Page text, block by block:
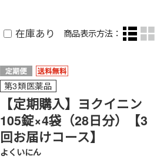
在庫あり 商品表示方法：
第3類医薬品
【定期購入】ヨクイニン
105錠×4袋（28日分）【3
回お届けコース】
よくいにん